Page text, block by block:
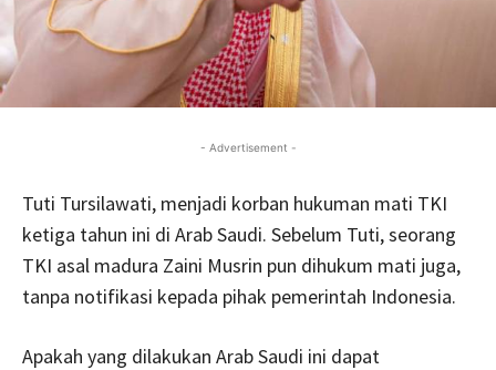
- Advertisement -
Tuti Tursilawati, menjadi korban hukuman mati TKI
ketiga tahun ini di Arab Saudi. Sebelum Tuti, seorang
TKI asal madura Zaini Musrin pun dihukum mati juga,
tanpa notifikasi kepada pihak pemerintah Indonesia.
Apakah yang dilakukan Arab Saudi ini dapat